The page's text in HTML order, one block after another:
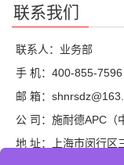
联系我们
联系人：业务部
手 机：400-855-7596
邮 箱：
公 司：施耐德APC（
地 址：上海市闵行区